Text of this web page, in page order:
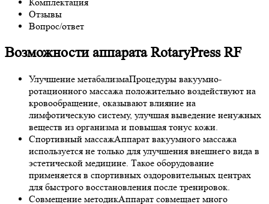
Отзывы
Вопрос/ответ
Возможности аппарата RotaryPress RF
Улучшение метабализмаПроцедуры вакуумно-
ротационного массажа положительно воздействуют на
кровообращение, оказывают влияние на
лимфотическую систему, улучшая выведение ненужных
веществ из организма и повышая тонус кожи.
Спортивный массажАппарат вакуумного массажа
используется не только для улучшения внешнего вида в
эстетической медицине. Такое оборудование
применяется в спортивных оздоровительных центрах
для быстрого восстановления после тренировок.
Совмещение методикАппарат совмещает много